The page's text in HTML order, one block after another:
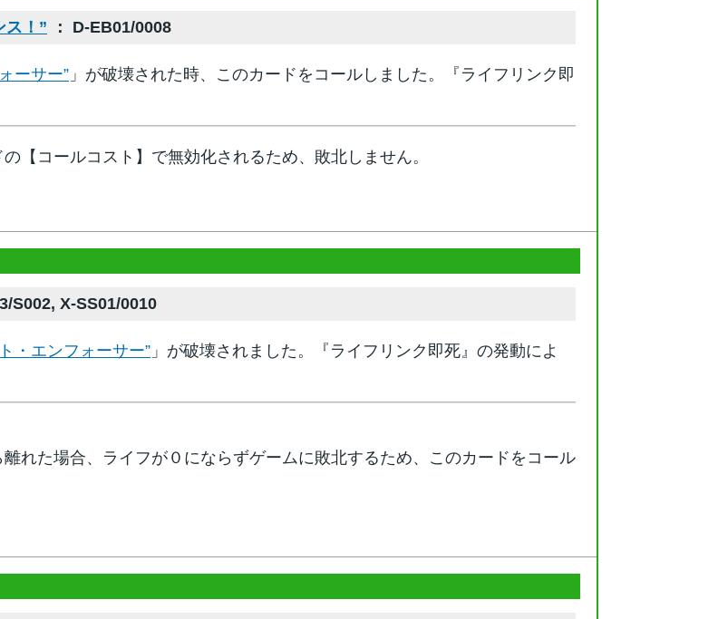
ス！” ： D-EB01/0008
ーサー” 」が破壊された時、このカードをコールしました。『ライフリンク即
【コールコスト】で無効化されるため、敗北しません。
S002, X-SS01/0010
・エンフォーサー” 」が破壊されました。『ライフリンク即死』の発動によ
れた場合、ライフが０にならずゲームに敗北するため、このカードをコール